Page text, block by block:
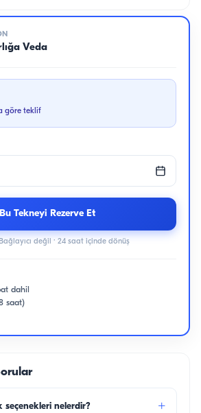
Veda
göre teklif
Bu Tekneyi Rezerve Et
değil · 24 saat içinde dönüş
dahil
saat)
seçenekleri nelerdir? +